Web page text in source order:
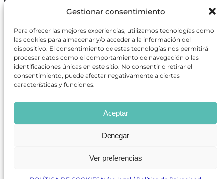
Gestionar consentimiento
Para ofrecer las mejores experiencias, utilizamos tecnologías como
las cookies para almacenar y/o acceder a la información del
dispositivo. El consentimiento de estas tecnologías nos permitirá
procesar datos como el comportamiento de navegación o las
identificaciones únicas en este sitio. No consentir o retirar el
consentimiento, puede afectar negativamente a ciertas
características y funciones.
Aceptar
Denegar
Ver preferencias
CONTACTO
OBRAS MÁS VOTADAS
RANKING MEJORES OBRAS
BÚSQUEDA AVANZADA DE OBRAS
Revista GODOTes una revista independiente especializada
en información sobre artes escénicas de Madrid, gratuita y
que se distribuye en espacios escénicos, además de otros
puntos de interés turístico y de ocio de la capital.